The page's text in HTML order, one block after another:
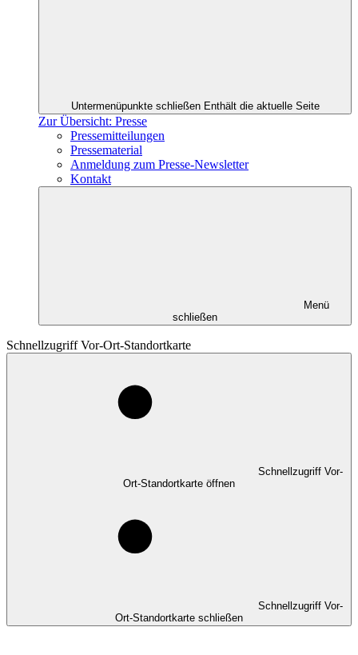
Untermenüpunkte schließen Enthält die aktuelle Seite
Zur Übersicht: Presse
Pressemitteilungen
Pressematerial
Anmeldung zum Presse-Newsletter
Kontakt
Menü
schließen
Schnellzugriff Vor-Ort-Standortkarte
Schnellzugriff Vor-
Ort-Standortkarte öffnen
Schnellzugriff Vor-
Ort-Standortkarte schließen